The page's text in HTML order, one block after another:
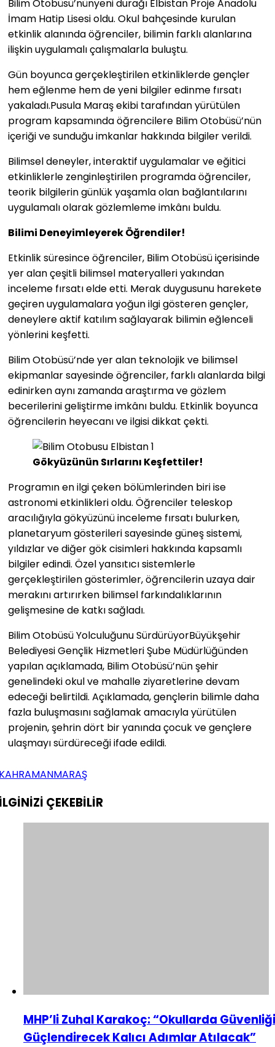
Bilim Otobüsü’nünyeni durağı Elbistan Proje Anadolu
İmam Hatip Lisesi oldu. Okul bahçesinde kurulan
etkinlik alanında öğrenciler, bilimin farklı alanlarına
ilişkin uygulamalı çalışmalarla buluştu.
Gün boyunca gerçekleştirilen etkinliklerde gençler
hem eğlenme hem de yeni bilgiler edinme fırsatı
yakaladı.Pusula Maraş ekibi tarafından yürütülen
program kapsamında öğrencilere Bilim Otobüsü’nün
içeriği ve sunduğu imkanlar hakkında bilgiler verildi.
Bilimsel deneyler, interaktif uygulamalar ve eğitici
etkinliklerle zenginleştirilen programda öğrenciler,
teorik bilgilerin günlük yaşamla olan bağlantılarını
uygulamalı olarak gözlemleme imkânı buldu.
Bilimi Deneyimleyerek Öğrendiler!
Etkinlik süresince öğrenciler, Bilim Otobüsü içerisinde
yer alan çeşitli bilimsel materyalleri yakından
inceleme fırsatı elde etti. Merak duygusunu harekete
geçiren uygulamalara yoğun ilgi gösteren gençler,
deneylere aktif katılım sağlayarak bilimin eğlenceli
yönlerini keşfetti.
Bilim Otobüsü’nde yer alan teknolojik ve bilimsel
ekipmanlar sayesinde öğrenciler, farklı alanlarda bilgi
edinirken aynı zamanda araştırma ve gözlem
becerilerini geliştirme imkânı buldu. Etkinlik boyunca
öğrencilerin heyecanı ve ilgisi dikkat çekti.
Gökyüzünün Sırlarını Keşfettiler!
Programın en ilgi çeken bölümlerinden biri ise
astronomi etkinlikleri oldu. Öğrenciler teleskop
aracılığıyla gökyüzünü inceleme fırsatı bulurken,
planetaryum gösterileri sayesinde güneş sistemi,
yıldızlar ve diğer gök cisimleri hakkında kapsamlı
bilgiler edindi. Özel yansıtıcı sistemlerle
gerçekleştirilen gösterimler, öğrencilerin uzaya dair
merakını artırırken bilimsel farkındalıklarının
gelişmesine de katkı sağladı.
Bilim Otobüsü Yolculuğunu SürdürüyorBüyükşehir
Belediyesi Gençlik Hizmetleri Şube Müdürlüğünden
yapılan açıklamada, Bilim Otobüsü’nün şehir
genelindeki okul ve mahalle ziyaretlerine devam
edeceği belirtildi. Açıklamada, gençlerin bilimle daha
fazla buluşmasını sağlamak amacıyla yürütülen
projenin, şehrin dört bir yanında çocuk ve gençlere
ulaşmayı sürdüreceği ifade edildi.
ÇEKEBİLİR
MHP’li Zuhal Karakoç: “Okullarda Güvenliği
Güçlendirecek Kalıcı Adımlar Atılacak”